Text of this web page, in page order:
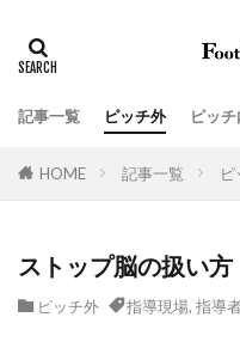
記事一覧 ピッチ外 ピッ
HOME 記事一覧
ストップ脳の扱い方
ピッチ外 指導現場, 指導
指
場面の切り取り方によ
実践的
密集エリアでのポゼッ
ビルドアップ阻止
日本スタイル
最